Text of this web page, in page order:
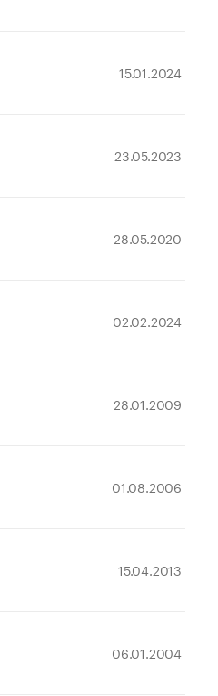
15.01.2024
23.05.2023
28.05.2020
02.02.2024
28.01.2009
01.08.2006
15.04.2013
06.01.2004